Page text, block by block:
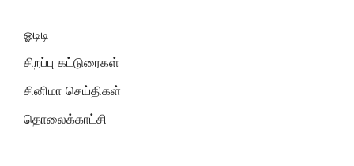
ஓடிடி
சிறப்பு கட்டுரைகள்
சினிமா செய்திகள்
தொலைக்காட்சி